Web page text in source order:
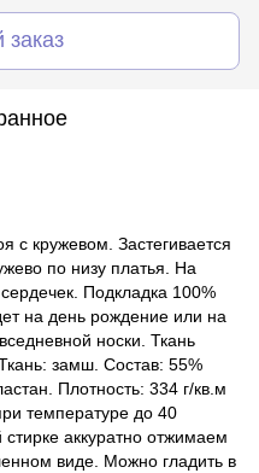
с кружевом. Застегивается
по низу платья. На
Подкладка 100%
на день рождение или на
носки. Ткань
замш. Состав: 55%
Плотность: 334 г/кв.м
температуре до 40
аккуратно отжимаем
виде. Можно гладить в